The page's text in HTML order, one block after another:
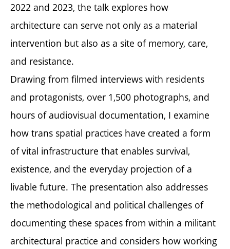
2022 and 2023, the talk explores how
architecture can serve not only as a material
intervention but also as a site of memory, care,
and resistance.
Drawing from filmed interviews with residents
and protagonists, over 1,500 photographs, and
hours of audiovisual documentation, I examine
how trans spatial practices have created a form
of vital infrastructure that enables survival,
existence, and the everyday projection of a
livable future. The presentation also addresses
the methodological and political challenges of
documenting these spaces from within a militant
architectural practice and considers how working